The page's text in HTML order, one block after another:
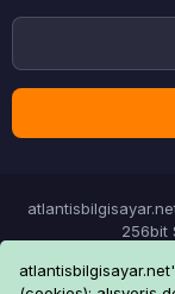
256bit